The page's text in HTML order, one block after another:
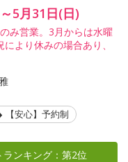
5月31日(日)
み営業。3月からは水曜
より休みの場合あり、
【安心】予約制
ンキング：第2位